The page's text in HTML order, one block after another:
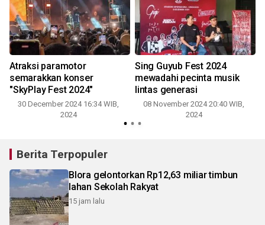
Atraksi paramotor
semarakkan konser
"SkyPlay Fest 2024"
30 December 2024 16:34 WIB,
2024
Sing Guyub Fest 2024
mewadahi pecinta musik
lintas generasi
08 November 2024 20:40 WIB,
2024
Berita Terpopuler
Blora gelontorkan Rp12,63 miliar timbun
lahan Sekolah Rakyat
15 jam lalu